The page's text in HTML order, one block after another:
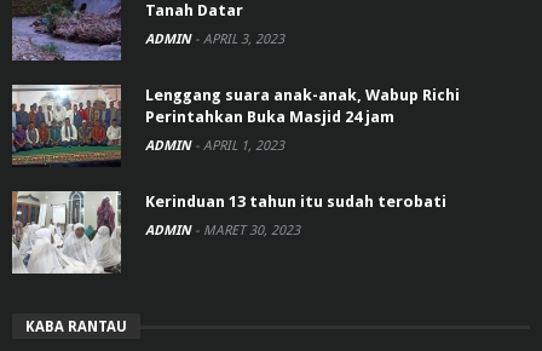
Tanah Datar
ADMIN - APRIL 3, 2023
Lenggang suara anak-anak, Wabup Richi
Perintahkan Buka Masjid 24 jam
ADMIN - APRIL 1, 2023
Kerinduan 13 tahun itu sudah terobati
ADMIN - MARET 30, 2023
KABA RANTAU